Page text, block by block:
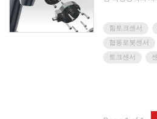
다 정확한 힘제
등 다양한 분야
동화 할 수 있습
센서를 경험해
힘토크센서
협동로봇센서
토크센서